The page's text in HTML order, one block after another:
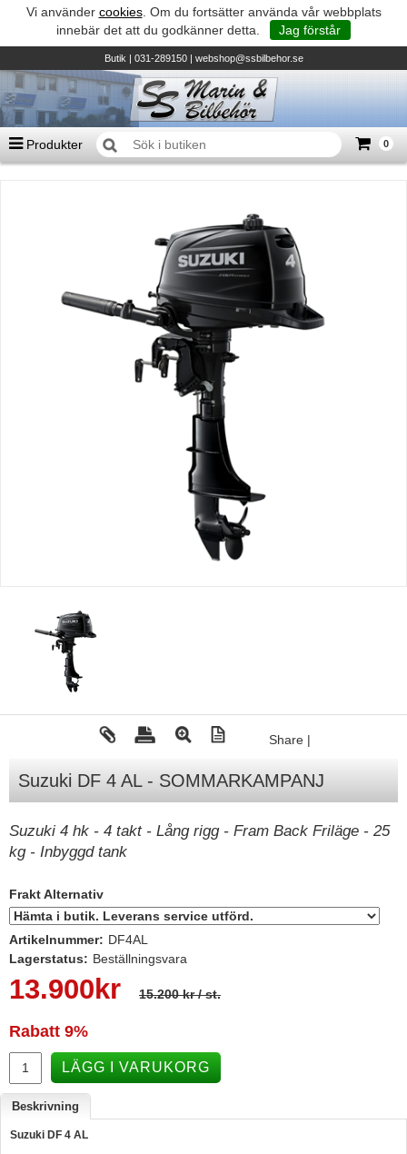
Vi använder cookies. Om du fortsätter använda vår webbplats
innebär det att du godkänner detta.
Jag förstår
Butik| 031-289150 | webshop@ssbilbehor.se
Produkter 0
TILL KASSAN
Suzumar - Gummibåtar
HonWave - Gummibåtar
Mercury Servicedelar
Garmin
Lowrance
Humminbird
B&G
Båttillbehör
Hummertina
Victron - Batteriladdare
CTEK - Batteriladdare
Webasto - Dieselvärmare
Kamasa Tools - Verktyg
Calix - Packline - Takboxar
Thule - Takboxar
Thule - Lasthållare
LAGERRENSING
Share |
Suzuki DF 4 AL - SOMMARKAMPANJ
Suzuki 4 hk - 4 takt - Lång rigg - Fram Back Friläge - 25
kg - Inbyggd tank
Frakt Alternativ
Artikelnummer: DF4AL
Lagerstatus: Beställningsvara
13.900 kr 15.200 kr/ st.
Rabatt 9%
LÄGG I VARUKORG
Beskrivning
Suzuki DF 4 AL